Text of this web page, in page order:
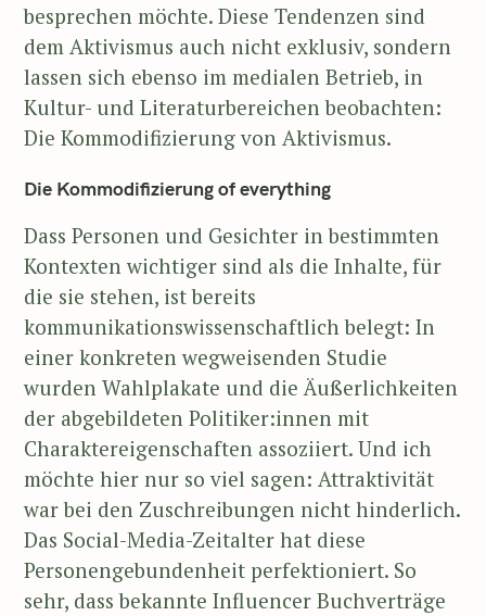
besprechen möchte. Diese Tendenzen sind
dem Aktivismus auch nicht exklusiv, sondern
lassen sich ebenso im medialen Betrieb, in
Kultur- und Literaturbereichen beobachten:
Die Kommodifizierung von Aktivismus.
Die Kommodifizierung of everything
Dass Personen und Gesichter in bestimmten
Kontexten wichtiger sind als die Inhalte, für
die sie stehen, ist bereits
kommunikationswissenschaftlich belegt: In
einer konkreten wegweisenden Studie
wurden Wahlplakate und die Äußerlichkeiten
der abgebildeten Politiker:innen mit
Charaktereigenschaften assoziiert. Und ich
möchte hier nur so viel sagen: Attraktivität
war bei den Zuschreibungen nicht hinderlich.
Das Social-Media-Zeitalter hat diese
Personengebundenheit perfektioniert. So
sehr, dass bekannte Influencer Buchverträge